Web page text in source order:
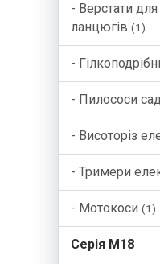
- Верстати
ланцюгів (1)
-
- Пилососи
- Висоторіз
- Тримери
- Мотокоси (1)
Серія М18